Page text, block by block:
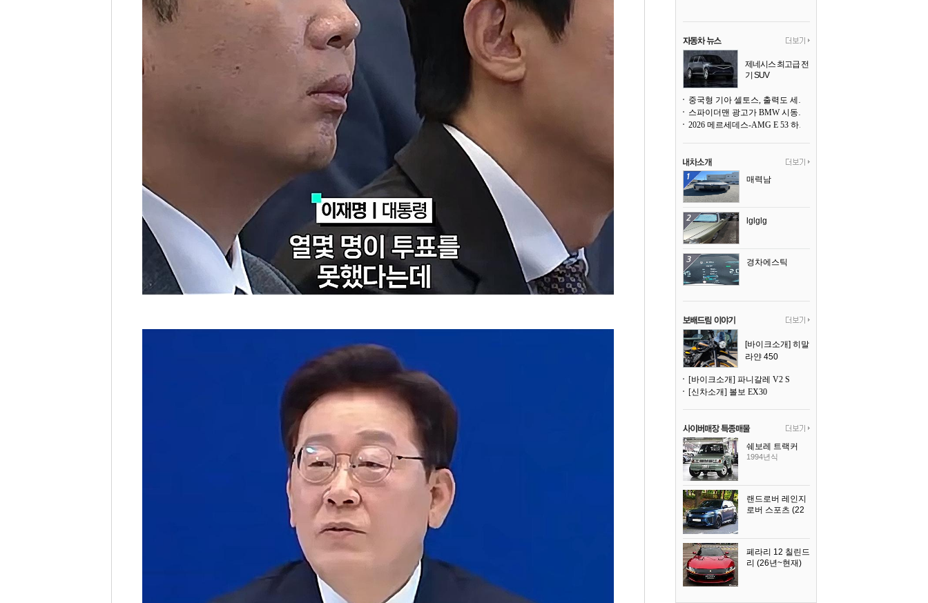
제네시스 최고급 전
기 SUV
중국형 기아 셀토스, 출력도 세지고 27인치 초대형 디스플레이까지
스파이더맨 광고가 BMW 시동화면을 점령하다, 오너들은 불만
2026 메르세데스-AMG E 53 하이브리드 왜건 시승기
매력남
lglglg
경차에스틱
[바이크소개] 히말
라얀 450
[바이크소개] 파니갈레 V2 S
[신차소개] 볼보 EX30
쉐보레 트랙커
1994년식
랜드로버 레인지
로버 스포츠 (22
페라리 12 칠린드
리 (26년~현재)